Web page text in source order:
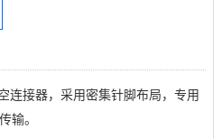
连接器， 采用密集针脚布局，专用
输。